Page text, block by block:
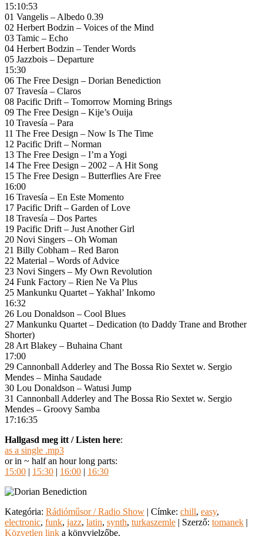
15:10:53
01 Vangelis – Albedo 0.39
02 Herbert Bodzin – Voices of the Mind
03 Tamic – Echo
04 Herbert Bodzin – Tender Words
05 Jazzbois – Departure
15:30
06 The Free Design – Dorian Benediction
07 Travesía – Claros
08 Pacific Drift – Tomorrow Morning Brings
09 The Free Design – Kije’s Ouija
10 Travesía – Para
11 The Free Design – Now Is The Time
12 Pacific Drift – Norman
13 The Free Design – I’m a Yogi
14 The Free Design – 2002 – A Hit Song
15 The Free Design – Butterflies Are Free
16:00
16 Travesía – En Este Momento
17 Pacific Drift – Garden of Love
18 Travesía – Dos Partes
19 Pacific Drift – Just Another Girl
20 Novi Singers – Oh Woman
21 Billy Cobham – Red Baron
22 Material – Words of Advice
23 Novi Singers – My Own Revolution
24 Funk Factory – Rien Ne Va Plus
25 Mankunku Quartet – Yakhal’ Inkomo
16:32
26 Lou Donaldson – Cool Blues
27 Mankunku Quartet – Dedication (to Daddy Trane and Brother
Shorter)
28 Art Blakey – Buhaina Chant
17:00
29 Cannonball Adderley and The Bossa Rio Sextet w. Sergio
Mendes – Minha Saudade
30 Lou Donaldson – Watusi Jump
31 Cannonball Adderley and The Bossa Rio Sextet w. Sergio
Mendes – Groovy Samba
17:16:35
Hallgasd meg itt / Listen here:
as a single .mp3
or in ~ half an hour long parts:
15:00 | 15:30 | 16:00 | 16:30
Kategória: Rádióműsor / Radio Show | Címke: chill, easy,
electronic, funk, jazz, latin, synth, turkaszemle | Szerző: tomanek |
Közvetlen link a könyvjelzőbe.